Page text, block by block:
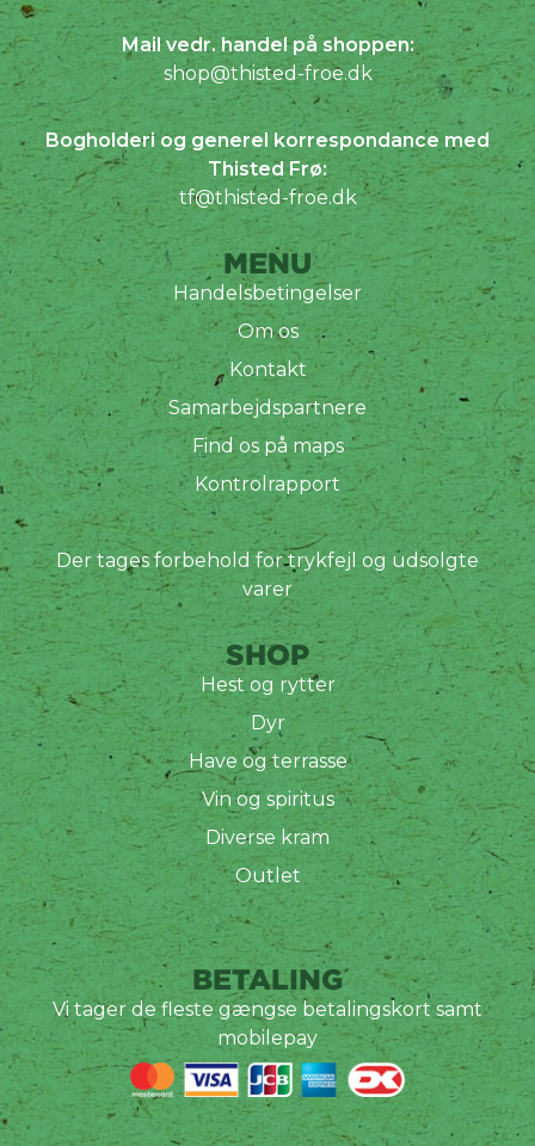
Mail vedr. handel på shoppen:
shop@thisted-froe.dk
Bogholderi og generel korrespondance med
Thisted Frø:
tf@thisted-froe.dk
MENU
Handelsbetingelser
Om os
Kontakt
Samarbejdspartnere
Find os på maps
Kontrolrapport
Der tages forbehold for trykfejl og udsolgte
varer
SHOP
Hest og rytter
Dyr
Have og terrasse
Vin og spiritus
Diverse kram
Outlet
BETALING
Vi tager de fleste gængse betalingskort samt
mobilepay